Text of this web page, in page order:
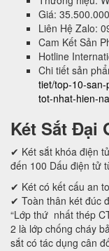
Giá:
Liên Hệ Zalo:
Cam Kết Sản
Hotline
Chi tiết sản
tiet/top-10-
tot-nhat-hien-
Két Sắt Đại
✔ Két sắt khóa điện
đến 100 Dấu điện tử
✔ Két có kết cấu an
✔ Toàn thân két đúc
“Lớp thứ nhất thép
2 là lớp chống cháy
sắt có tác dụng cân